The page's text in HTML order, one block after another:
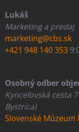
Lukáš
Marketing a predaj
marketing@cbs.sk
+421 948 140 353
Osobný odber
Kynceľovská cesta
Bystrica)
Slovenské Múzeum